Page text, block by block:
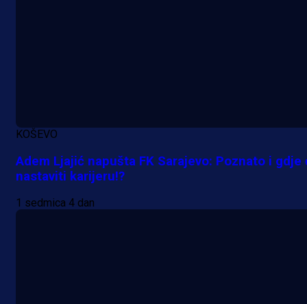
KOŠEVO
Adem Ljajić napušta FK Sarajevo: Poznato i gdje
nastaviti karijeru!?
1 sedmica 4 dan